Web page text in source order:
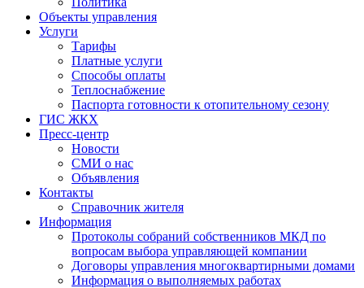
Объекты управления
Услуги
Тарифы
Платные услуги
Способы оплаты
Теплоснабжение
Паспорта готовности к отопительному сезону
ГИС ЖКХ
Пресс-центр
Новости
СМИ о нас
Объявления
Контакты
Справочник жителя
Информация
Протоколы собраний собственников МКД по
вопросам выбора управляющей компании
Договоры управления многоквартирными домами
Информация о выполняемых работах